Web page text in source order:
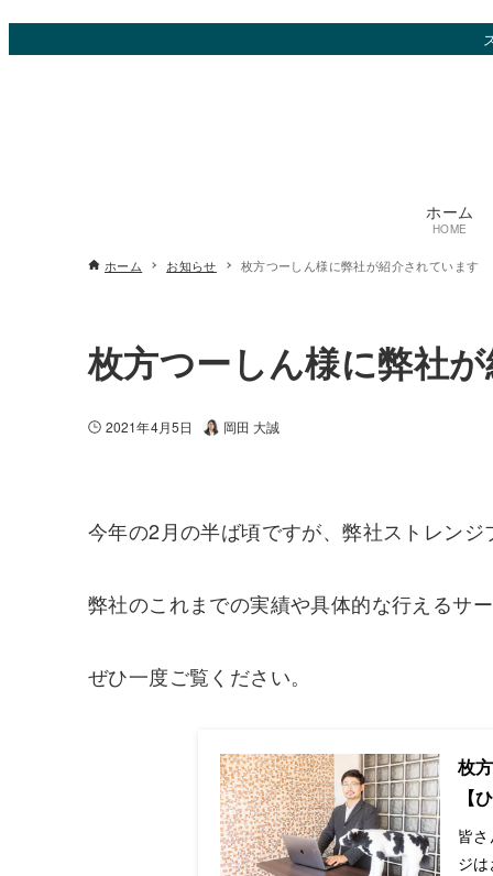
ホーム
HOME
ホーム お知らせ 枚方つーしん様に弊社が紹介されています
枚方つーしん様に弊社
2021年4月5日 岡田 大誠
今年の2月の半ば頃ですが、弊社ストレン
弊社のこれまでの実績や具体的な行えるサ
ぜひ一度ご覧ください。
枚
【
皆
ジ